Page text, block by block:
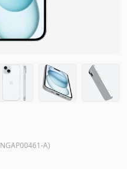
NGAP00461-A)